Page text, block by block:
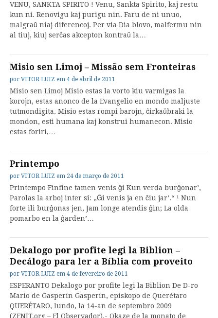
VENU, SANKTA SPIRITO ! Venu, Sankta Spirito, kaj restu
kun ni. Renovigu kaj purigu nin. Faru de ni unuo,
malgraŭ niaj diferencoj. Per via Dia blovo, malfermu nin
al tiuj, kiuj serĉas akcepton kontraŭ la…
Misio sen Limoj – Missão sem Fronteiras
por VITOR LUIZ em 4 de abril de 2011
Misio sen Limoj Misio estas la vorto kiu varmigas la
korojn, estas anonco de la Evangelio en mondo maljuste
tutmondigita. Misio estas rompi barojn, ĉirkaŭbraki la
mondon, esti humana kaj konstrui humanecon. Misio
estas foriri,…
Printempo
por VITOR LUIZ em 24 de março de 2011
Printempo Finfine tamen venis ĝi Kun verda burĝonar’,
Parolas la arboj inter si: „Ĝi venis ja en ĉiu jar’.“ ¹ Nun
forte ili burĝonas jen, Jam longe atendis ĝin; La olda
pomarbo en la ĝarden’…
Dekalogo por profite legi la Biblion –
Decálogo para ler a Bíblia com proveito
por VITOR LUIZ em 4 de fevereiro de 2011
ESPERANTO Dekalogo por profite legi la Biblion De D-ro
Mario de Gasperín Gasperín, episkopo de Querétaro
QUERÉTARO, lundo, la 14-an de septembro 2009
(ZENIT.org – El Observador).- Okaze de la monato de